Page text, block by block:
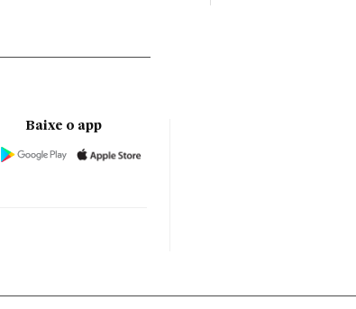
Baixe o app